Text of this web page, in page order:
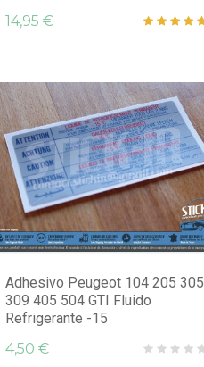
14,95 €
Adhesivo Peugeot 104 205 305
309 405 504 GTI Fluido
Refrigerante -15
4,50 €